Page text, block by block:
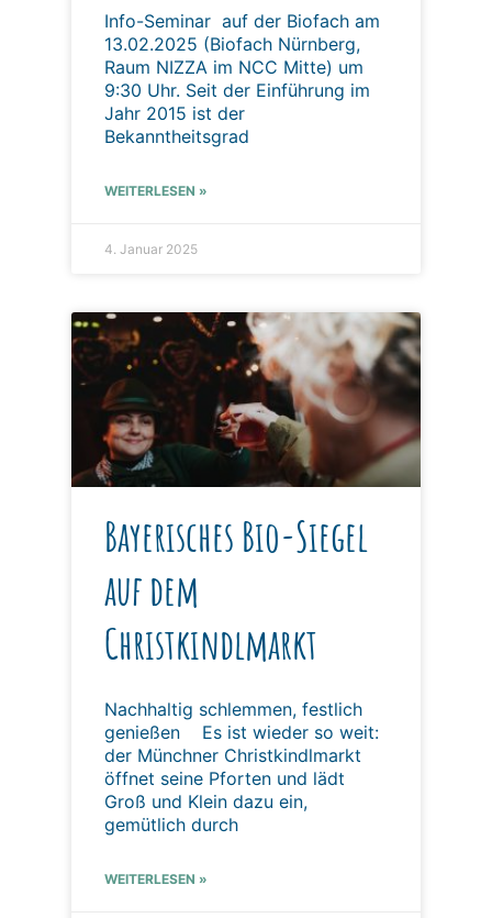
Info-Seminar auf der Biofach am
13.02.2025 (Biofach Nürnberg,
Raum NIZZA im NCC Mitte) um
9:30 Uhr. Seit der Einführung im
Jahr 2015 ist der
Bekanntheitsgrad
WEITERLESEN »
4. Januar 2025
Bayerisches Bio-Siegel
auf dem
Christkindlmarkt
Nachhaltig schlemmen, festlich
genießen Es ist wieder so weit:
der Münchner Christkindlmarkt
öffnet seine Pforten und lädt
Groß und Klein dazu ein,
gemütlich durch
WEITERLESEN »